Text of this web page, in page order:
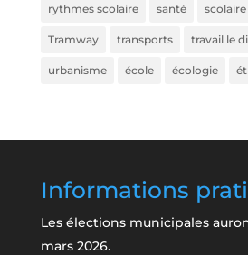
rythmes scolaire santé scolaire
Tramway transports travail le
urbanisme école écologie
Informations
Les élections municipales
mars 2026.